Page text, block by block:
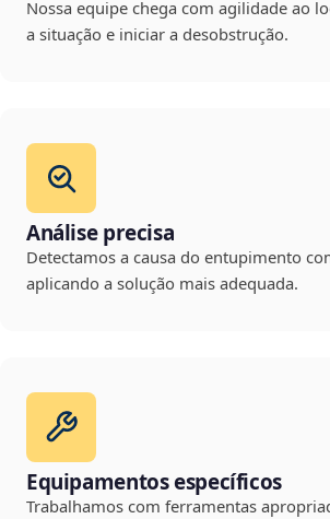
Nossa equipe chega com agilidade ao
a situação e iniciar a desobstrução.
Análise precisa
Detectamos a causa do entupimento
aplicando a solução mais adequada.
Equipamentos específicos
Trabalhamos com ferramentas